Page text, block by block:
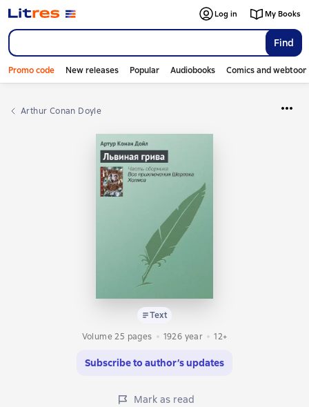
Find
Log in My Books
Promo code New releases Popular Audiobooks Comics and
Arthur Conan Doyle
Text
Volume 25 pages
1926 year 12+
Subscribe to author’s updates
Mark as read